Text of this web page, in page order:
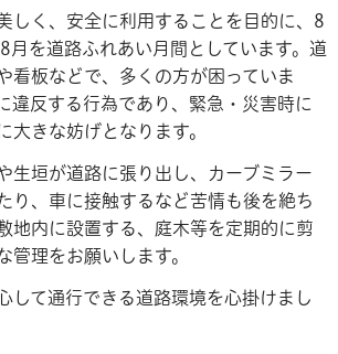
しく、安全に利用することを目的に、8
月を道路ふれあい月間としています。道
看板などで、多くの方が困っていま
違反する行為であり、緊急・災害時に
大きな妨げとなります。
生垣が道路に張り出し、カーブミラー
り、車に接触するなど苦情も後を絶ち
地内に設置する、庭木等を定期的に剪
管理をお願いします。
して通行できる道路環境を心掛けまし